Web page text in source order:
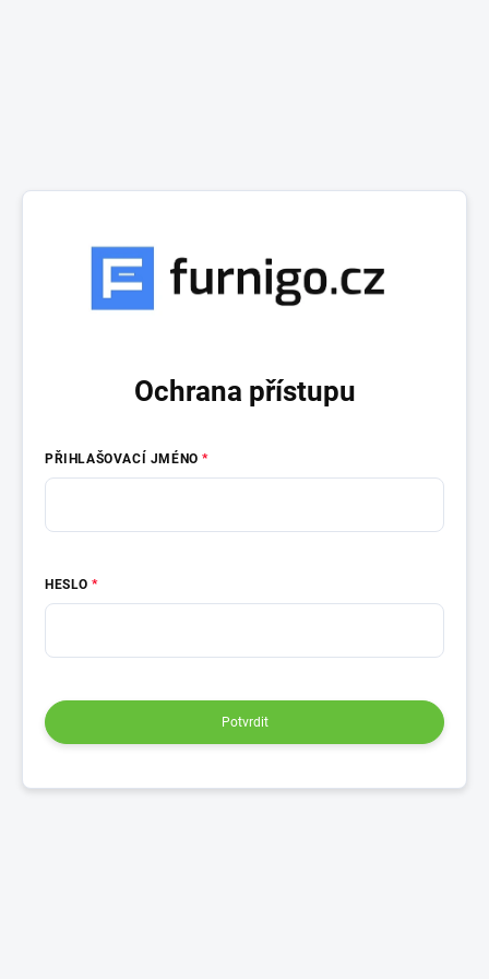
Ochrana přístupu
PŘIHLAŠOVACÍ JMÉNO
HESLO
Potvrdit